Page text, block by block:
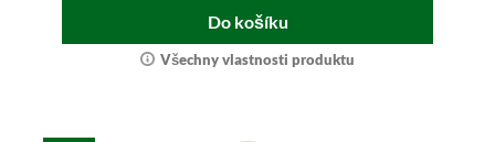
Do košíku
Všechny vlastnosti produktu